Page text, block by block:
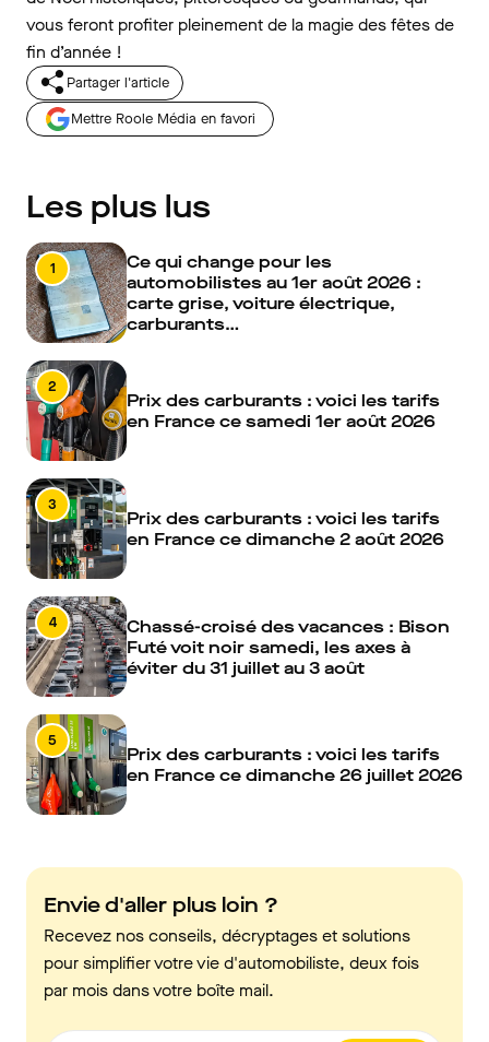
vous feront profiter pleinement de la magie des fêtes de
fin d’année !
Partager l'article
Mettre Roole Média en favori
Les plus lus
1
Ce qui change pour les
automobilistes au 1er août 2026 :
carte grise, voiture électrique,
carburants…
2
Prix des carburants : voici les tarifs
en France ce samedi 1er août 2026
3
Prix des carburants : voici les tarifs
en France ce dimanche 2 août 2026
4
Chassé-croisé des vacances : Bison
Futé voit noir samedi, les axes à
éviter du 31 juillet au 3 août
5
Prix des carburants : voici les tarifs
en France ce dimanche 26 juillet 2026
Envie d'aller plus loin ?
Recevez nos conseils, décryptages et solutions
pour simplifier votre vie d'automobiliste, deux fois
par mois dans votre boîte mail.